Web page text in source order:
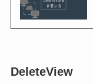
DeleteView